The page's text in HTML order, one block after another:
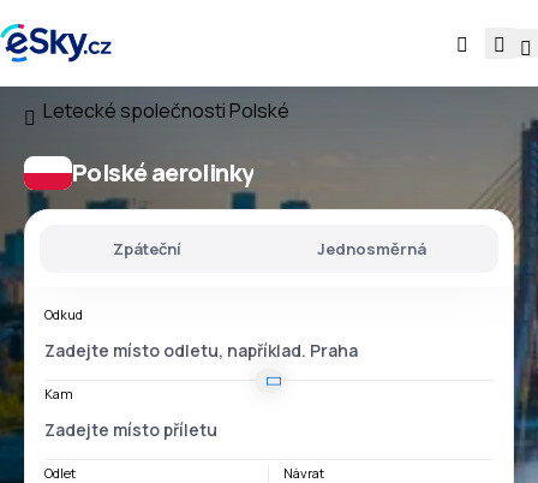
Letecké společnostiPolské
Polské aerolinky
Zpáteční Jednosměrná
Odkud
Kam
Odlet Návrat